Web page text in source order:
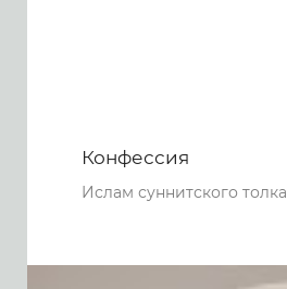
Конфессия
Ислам суннитского толка